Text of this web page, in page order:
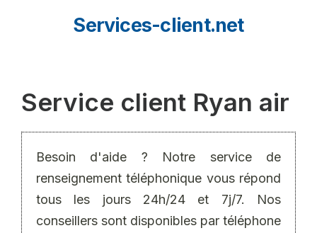
Services-client.net
Service client Ryan air
Besoin d'aide ? Notre service de
renseignement téléphonique vous répond
tous les jours 24h/24 et 7j/7. Nos
conseillers sont disponibles par téléphone